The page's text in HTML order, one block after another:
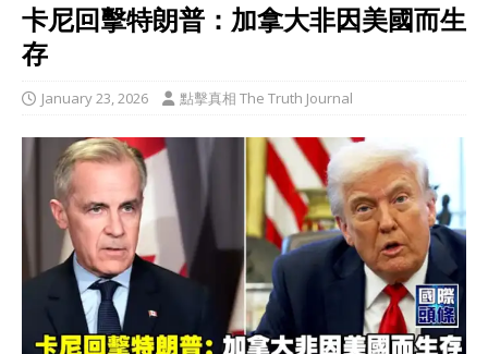
卡尼回擊特朗普：加拿大非因美國而生
存
January 23, 2026 點擊真相 The Truth Journal